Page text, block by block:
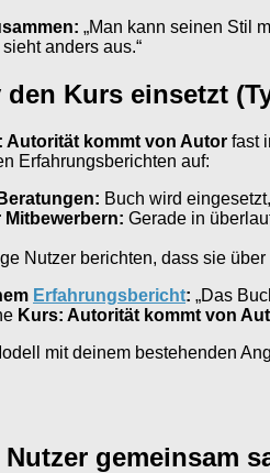
„Man kann seinen Stil
sieht anders aus.“
Kurs einsetzt
Autorität kommt von Autor fast
Erfahrungsberichten auf:
Buch wird
Gerade in
Nutzer berichten, dass sie
Erfahrungsbericht: „Das
Kurs: Autorität kommt von
mit deinem bestehenden
gemeinsam